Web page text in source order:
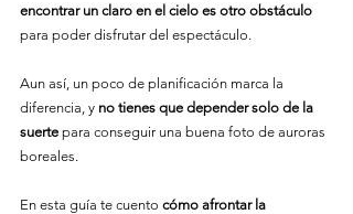
encontrar un claro en el cielo es otro obstáculo
para poder disfrutar del espectáculo.
Aun así, un poco de planificación marca la
diferencia, y no tienes que depender solo de la
suerte para conseguir una buena foto de auroras
boreales.
En esta guía te cuento cómo afrontar la